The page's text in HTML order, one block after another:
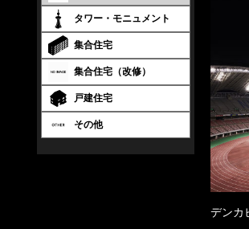
タワー・モニュメント
集合住宅
集合住宅（改修）
戸建住宅
その他
デンカ